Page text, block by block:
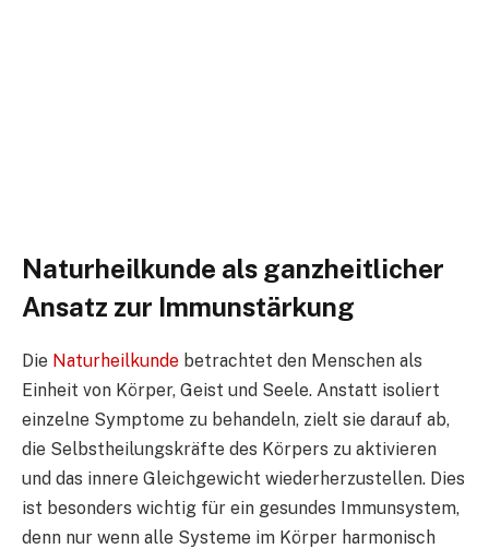
Naturheilkunde als ganzheitlicher
Ansatz zur Immunstärkung
Die Naturheilkunde betrachtet den Menschen als
Einheit von Körper, Geist und Seele. Anstatt isoliert
einzelne Symptome zu behandeln, zielt sie darauf ab,
die Selbstheilungskräfte des Körpers zu aktivieren
und das innere Gleichgewicht wiederherzustellen. Dies
ist besonders wichtig für ein gesundes Immunsystem,
denn nur wenn alle Systeme im Körper harmonisch